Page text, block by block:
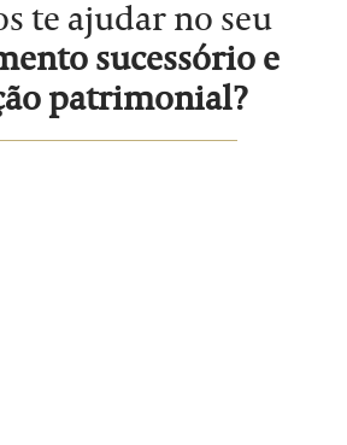
te ajudar no seu
sucessório e
patrimonial?